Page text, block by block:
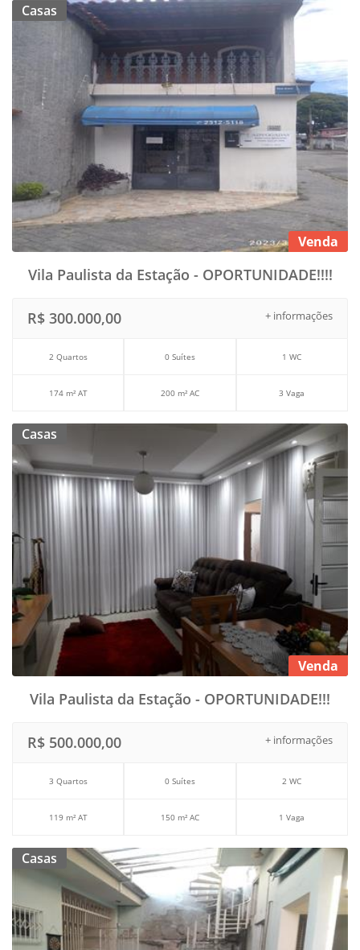
Casas
Venda
Vila Paulista da Estação - OPORTUNIDADE!!!!
+ informações
R$ 300.000,00
2 Quartos 0 Suítes 1 WC
174 m² AT 200 m² AC 3 Vaga
Casas
Venda
Vila Paulista da Estação - OPORTUNIDADE!!!
+ informações
R$ 500.000,00
3 Quartos 0 Suítes 2 WC
119 m² AT 150 m² AC 1 Vaga
Casas